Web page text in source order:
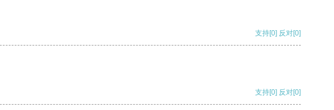
支持[0] 反对[0]
支持[0] 反对[0]